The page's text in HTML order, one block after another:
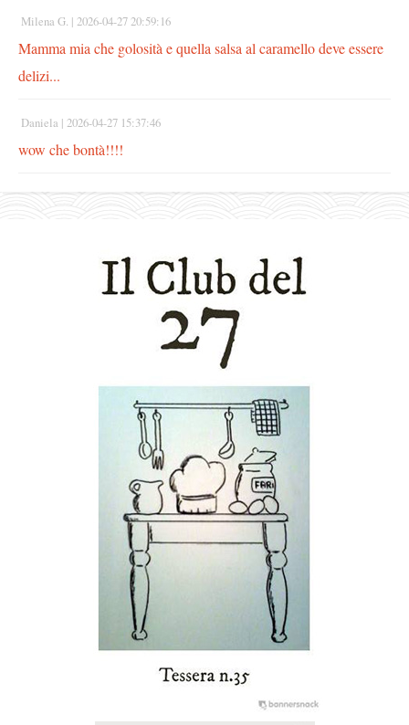
Milena G. | 2026-04-27 20:59:16
Mamma mia che golosità e quella salsa al caramello deve essere
delizi...
Daniela | 2026-04-27 15:37:46
wow che bontà!!!!